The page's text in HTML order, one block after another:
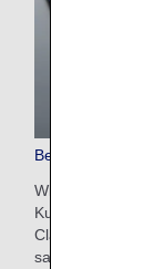
Bezahlte
Wir akzeptieren
Kunden, die in
Class reisen.
saisonalen